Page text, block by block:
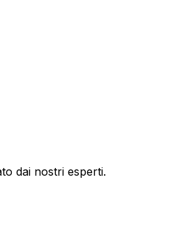
dai nostri esperti.